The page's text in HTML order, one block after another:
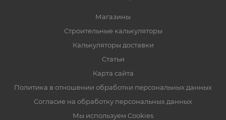
Магазины
Строительные калькуляторы
Калькуляторы доставки
Статьи
Карта сайта
Политика в отношении обработки персональных данных
Согласие на обработку персональных данных
Мы используем Cookies